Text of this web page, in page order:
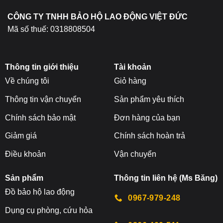
phẩm
CÔNG TY TNHH BẢO HỘ LAO ĐỘNG VIỆT ĐỨC
Mã số thuế: 0318808504
Thông tin giới thiệu
Về chúng tôi
Thông tin vận chuyển
Chính sách bảo mật
Giảm giá
Điều khoản
Tài khoản
Giỏ hàng
Sản phẩm yêu thích
Đơn hàng của bạn
Chính sách hoàn trả
Vận chuyển
Sản phẩm
Đồ bảo hộ lao động
Dụng cụ phòng, cứu hỏa
Thông tin liên hệ (Ms Băng)
0967-979-248